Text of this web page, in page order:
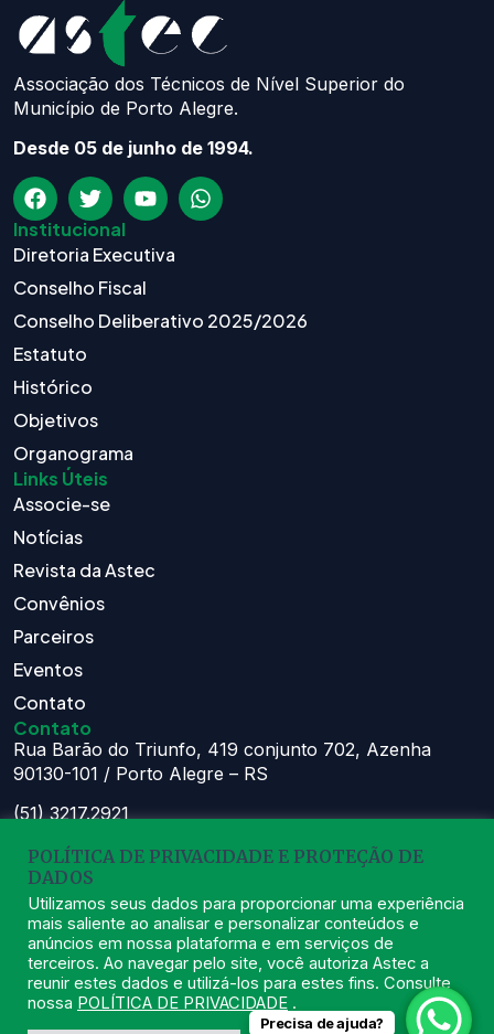
Associação dos Técnicos de Nível Superior do
Município de Porto Alegre.
Desde 05 de junho de 1994.
Institucional
Diretoria Executiva
Conselho Fiscal
Conselho Deliberativo 2025/2026
Estatuto
Histórico
Objetivos
Organograma
Links Úteis
Associe-se
Notícias
Revista da Astec
Convênios
Parceiros
Eventos
Contato
Contato
Rua Barão do Triunfo, 419 conjunto 702, Azenha
90130-101 / Porto Alegre – RS
(51) 3217.2921
Atendimento:
Seg à Sex das 8h – 11:30h e 13h – 16:30h
astec@astecpmpa.com.br
POLÍTICA DE PRIVACIDADE E PROTEÇÃO DE
DADOS
Utilizamos seus dados para proporcionar uma experiência
mais saliente ao analisar e personalizar conteúdos e
anúncios em nossa plataforma e em serviços de
terceiros. Ao navegar pelo site, você autoriza Astec a
reunir estes dados e utilizá-los para estes fins. Consulte
nossa POLÍTICA DE PRIVACIDADE .
Precisa de ajuda?